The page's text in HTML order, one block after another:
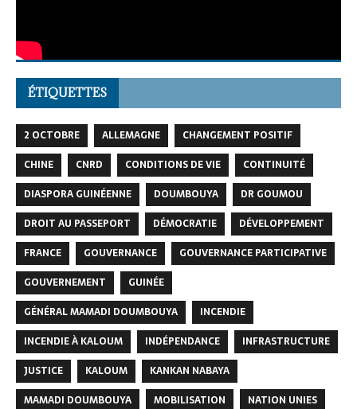
ÉTIQUETTES
2 OCTOBRE ALLEMAGNE
CHANGEMENT POSITIF
CHINE
CNRD CONDITIONS DE VIE
CONTINUITÉ
DIASPORA GUINÉENNE
DOUMBOUYA
DR GOUMOU
DROIT AU PASSEPORT
DÉMOCRATIE
DÉVELOPPEMENT
FRANCE
GOUVERNANCE
GOUVERNANCE PARTICIPATIVE
GOUVERNEMENT
GUINÉE
GÉNÉRAL MAMADI DOUMBOUYA
INCENDIE
INCENDIE À KALOUM
INDÉPENDANCE
INFRASTRUCTURE
JUSTICE
KALOUM
KANKAN NABAYA
MAMADI DOUMBOUYA
MOBILISATION
NATION UNIES